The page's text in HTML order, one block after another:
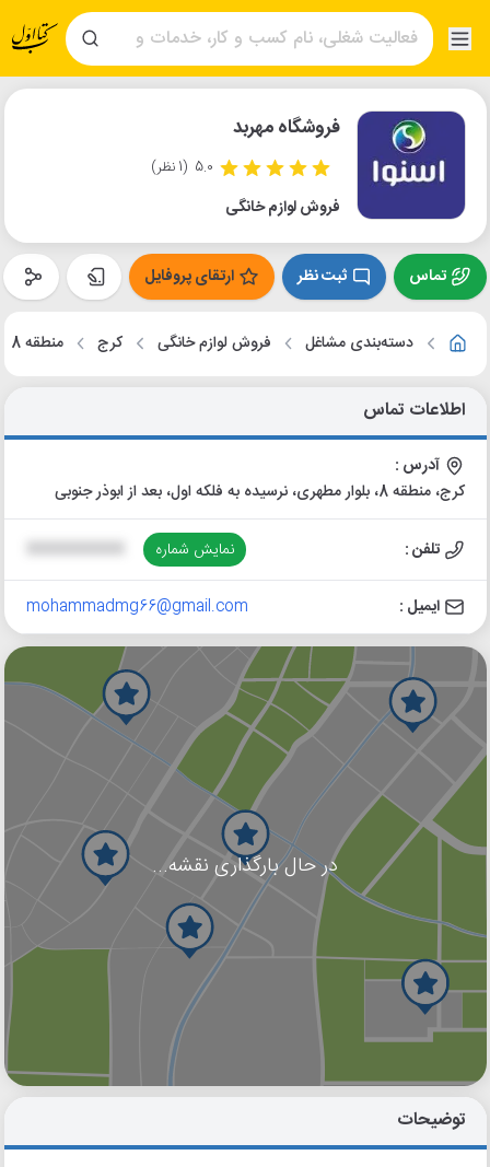
فروشگاه مهربد
5.0 (1 نظر)
فروش لوازم خانگی
تماس ثبت نظر ارتقای پروفایل
دسته‌بندی مشاغل فروش لوازم خانگی کرج منطقه 8
اطلاعات تماس
آدرس :
کرج، منطقه 8، بلوار مطهری، نرسیده به فلکه اول، بعد از ابوذر جنوبی
تلفن : نمایش شماره
ایمیل : mohammadmg66@gmail.com
در حال بارگذاری نقشه...
گوگل
توضیحات